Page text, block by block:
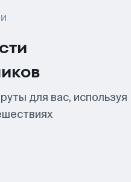
для вас, используя